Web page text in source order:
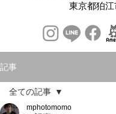
東京都狛江
記事
全ての記事
mphotomomo